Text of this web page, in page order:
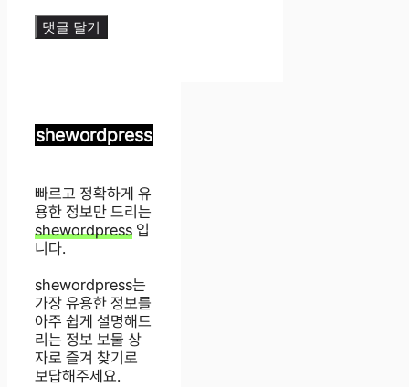
shewordpress
빠르고 정확하게 유
용한 정보만 드리는
shewordpress 입
니다.
shewordpress는
가장 유용한 정보를
아주 쉽게 설명해드
리는 정보 보물 상
자로 즐겨 찾기로
보답해주세요.